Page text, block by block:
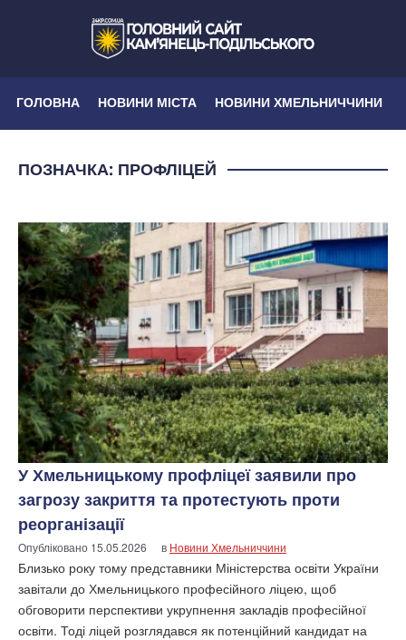
ГОЛОВНА НОВИНИ МІСТА НОВИНИ ХМЕЛЬНИЧЧИНИ
ПОЗНАЧКА: ПРОФЛІЦЕЙ
У Хмельницькому профліцеї заявили про
загрозу закриття та протестують проти
реорганізації
Опубліковано 15.05.2026 в Новини Хмельниччини
Близько року тому представники Міністерства освіти України
завітали до Хмельницького професійного ліцею, щоб
обговорити перспективи укрупнення закладів професійної
освіти. Тоді ліцей розглядався як потенційний кандидат на